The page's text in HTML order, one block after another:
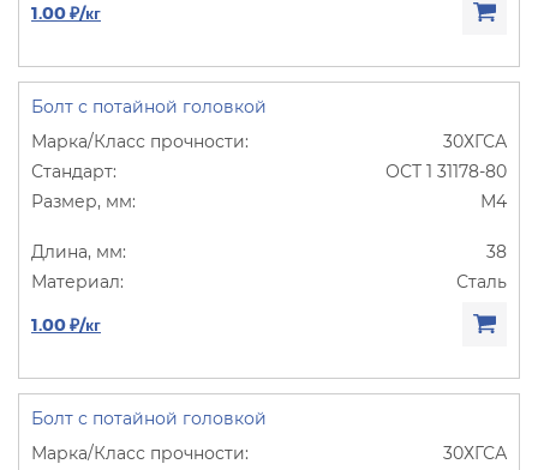
1.00 ₽/кг
Болт с потайной головкой
30ХГСА
ОСТ 1 31178-80
М4
38
Сталь
1.00 ₽/кг
Болт с потайной головкой
30ХГСА